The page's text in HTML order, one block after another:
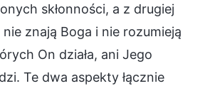
skłonności, a z drugiej
znają Boga i nie rozumieją
On działa, ani Jego
Te dwa aspekty łącznie